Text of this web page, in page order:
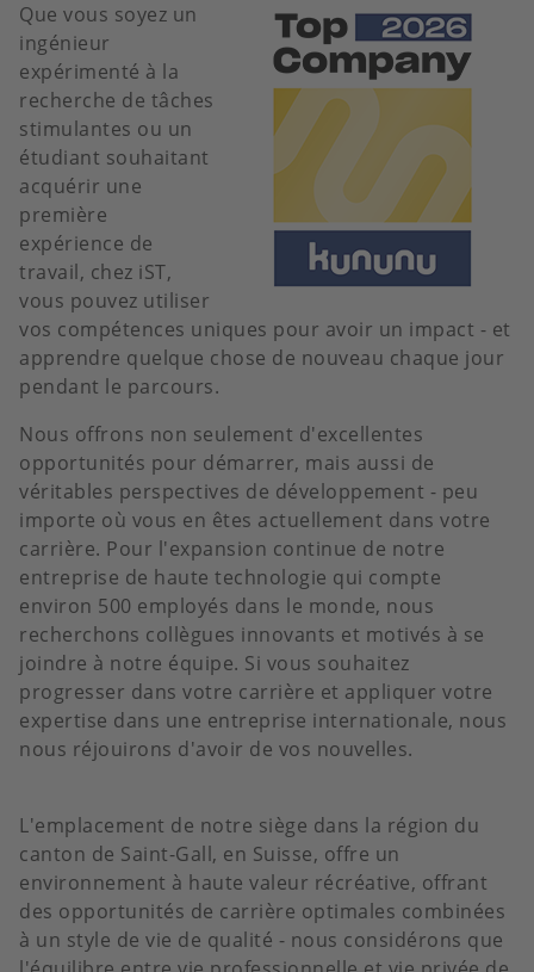
Image
Que vous soyez un
ingénieur
expérimenté à la
recherche de tâches
stimulantes ou un
étudiant souhaitant
acquérir une
première
expérience de
travail, chez iST,
vous pouvez utiliser
vos compétences uniques pour avoir un impact - et
apprendre quelque chose de nouveau chaque jour
pendant le parcours.
Nous offrons non seulement d'excellentes
opportunités pour démarrer, mais aussi de
véritables perspectives de développement - peu
importe où vous en êtes actuellement dans votre
carrière. Pour l'expansion continue de notre
entreprise de haute technologie qui compte
environ 500 employés dans le monde, nous
recherchons collègues innovants et motivés à se
joindre à notre équipe. Si vous souhaitez
progresser dans votre carrière et appliquer votre
expertise dans une entreprise internationale, nous
nous réjouirons d'avoir de vos nouvelles.
L'emplacement de notre siège dans la région du
canton de Saint-Gall, en Suisse, offre un
environnement à haute valeur récréative, offrant
des opportunités de carrière optimales combinées
à un style de vie de qualité - nous considérons que